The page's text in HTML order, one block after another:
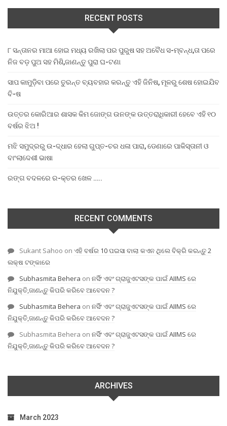
RECENT POSTS
୮ ସନ୍ତାନର ମାଆ ହୋଇ ମଧ୍ୟ ରଖିଲା ପର ପୁରୁଷ ସହ ଅବୈଧ ସ-ମ୍ବନ୍ଧ,ତା ପରେ
ନିଜ ବଡ଼ ପୁଅ ସହ ମିଶି,ଜାଣନ୍ତୁ ପୁରା ଘ-ଟଣା
ସାପ କାମୁଡ଼ିବା ପରେ ତୁରନ୍ତ ବ୍ୟବହାର କରନ୍ତୁ ଏହି ଜିନିଷ, ମୂଳରୁ ଶେଷ ହୋଇଯିବ
ବି-ଷ
ଉତ୍ତର କୋରିଆର ଶାସକ କିମ ଜୋଙ୍ଗ ଉନଙ୍କ ଉତ୍ତରାଧିକାରୀ ହେବେ ଏହି ୧୦
ବର୍ଷର ଝିଅ !
ମଝି ସମୁଦ୍ରରୁ ଉ-ଦ୍ଧାର ହେଲା ଗୁପ୍ତ-ଚର ଧଳା ପାରା, ଡେଣାରେ ପାକିସ୍ତାନୀ ଓ
ବାଂଲାଦେଶୀ ଭାଷା
ରଙ୍ଗ ବଦଳରେ ର-କ୍ତର ଖେଳ …..
RECENT COMMENTS
Sukant Sahoo on ଏହି ବର୍ଷର 10 ପଇସା ବାଲା କଏନ ଥିଲେ ବିକ୍ରି କରନ୍ତୁ 2
ଲକ୍ଷ ଟଙ୍କାରେ
Subhasmita Behera on ନର୍ସିଂ ଏବଂ ଗ୍ରାଜୁଏଟସଙ୍କ ପାଇଁ AIIMS ରେ
ନିଯୁକ୍ତି,ଜାଣନ୍ତୁ କିପରି କରିବେ ଆବେଦନ ?
Subhasmita Behera on ନର୍ସିଂ ଏବଂ ଗ୍ରାଜୁଏଟସଙ୍କ ପାଇଁ AIIMS ରେ
ନିଯୁକ୍ତି,ଜାଣନ୍ତୁ କିପରି କରିବେ ଆବେଦନ ?
Subhasmita Behera on ନର୍ସିଂ ଏବଂ ଗ୍ରାଜୁଏଟସଙ୍କ ପାଇଁ AIIMS ରେ
ନିଯୁକ୍ତି,ଜାଣନ୍ତୁ କିପରି କରିବେ ଆବେଦନ ?
ARCHIVES
March 2023